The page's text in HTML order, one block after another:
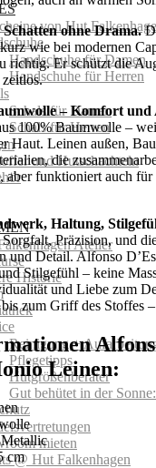
von Hut
Handschuhe für Damen
Handschuhe für Herren
Schals für Damen
Schals für Herren
und Hutschachteln
Atelier
Historie
Reinigung +
Pflegetipps
Hutgrößenberater
Gut behütet in der
mieten
@ Hut Falkenhagen
ohne Drama.
wie bei modernen
richtig. Er schützt die
– Komfort
100% Baumwolle –
Haut. Leinen außen,
die
aber funktioniert auch
Haltung,
Präzision, und
und Detail. Alfonso
Stilgefühl – keine
und Liebe zum
zum Griff des Stoffes
Leinen:
cm